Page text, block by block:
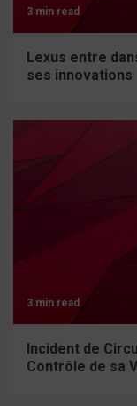
3 min read
Lexus entre
ses innovations
3 min read
Incident de
Contrôle de sa